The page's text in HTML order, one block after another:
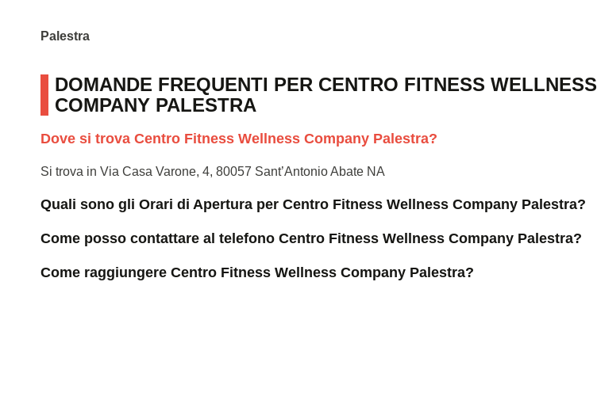
Palestra
DOMANDE FREQUENTI PER CENTRO FITNESS WELLNESS
COMPANY PALESTRA
Dove si trova Centro Fitness Wellness Company Palestra?
Si trova in Via Casa Varone, 4, 80057 Sant’Antonio Abate NA
Quali sono gli Orari di Apertura per Centro Fitness Wellness Company Palestra?
Come posso contattare al telefono Centro Fitness Wellness Company Palestra?
Come raggiungere Centro Fitness Wellness Company Palestra?